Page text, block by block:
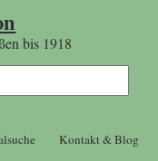
bis 1918
Kontakt & Blog